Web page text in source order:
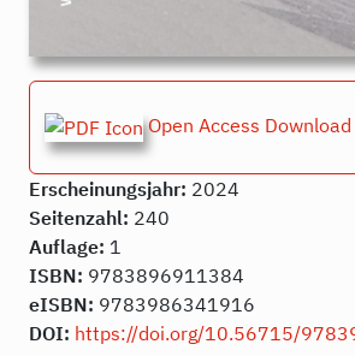
Open Access Download
Erscheinungsjahr: 2024
Seitenzahl: 240
Auflage: 1
ISBN: 9783896911384
eISBN: 9783986341916
DOI: https://doi.org/10.56715/